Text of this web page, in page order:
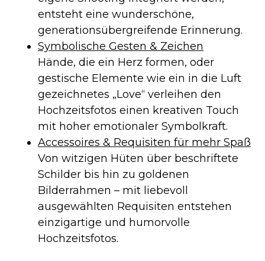
entsteht eine wunderschöne,
generationsübergreifende Erinnerung.
Symbolische Gesten & Zeichen
Hände, die ein Herz formen, oder
gestische Elemente wie ein in die Luft
gezeichnetes „Love“ verleihen den
Hochzeitsfotos einen kreativen Touch
mit hoher emotionaler Symbolkraft.
Accessoires & Requisiten für mehr Spaß
Von witzigen Hüten über beschriftete
Schilder bis hin zu goldenen
Bilderrahmen – mit liebevoll
ausgewählten Requisiten entstehen
einzigartige und humorvolle
Hochzeitsfotos.